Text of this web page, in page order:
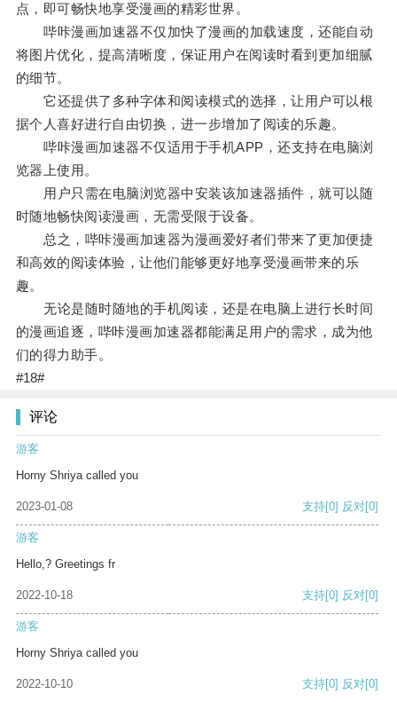
点，即可畅快地享受漫画的精彩世界。
哔咔漫画加速器不仅加快了漫画的加载速度，还能自动
将图片优化，提高清晰度，保证用户在阅读时看到更加细腻
的细节。
它还提供了多种字体和阅读模式的选择，让用户可以根
据个人喜好进行自由切换，进一步增加了阅读的乐趣。
哔咔漫画加速器不仅适用于手机APP，还支持在电脑浏
览器上使用。
用户只需在电脑浏览器中安装该加速器插件，就可以随
时随地畅快阅读漫画，无需受限于设备。
总之，哔咔漫画加速器为漫画爱好者们带来了更加便捷
和高效的阅读体验，让他们能够更好地享受漫画带来的乐
趣。
无论是随时随地的手机阅读，还是在电脑上进行长时间
的漫画追逐，哔咔漫画加速器都能满足用户的需求，成为他
们的得力助手。
#18#
评论
游客
Horny Shriya called you
2023-01-08 支持[0] 反对[0]
游客
Hello,? Greetings fr
2022-10-18 支持[0] 反对[0]
游客
Horny Shriya called you
2022-10-10 支持[0] 反对[0]